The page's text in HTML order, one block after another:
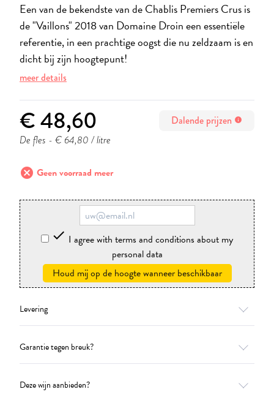
Een van de bekendste van de Chablis Premiers Crus is
de "Vaillons" 2018 van Domaine Droin een essentiële
referentie, in een prachtige oogst die nu zeldzaam is en
dicht bij zijn hoogtepunt!
meer details
€ 48,60 Dalende prijzen info
De fles - € 64,80 / litre
cancel Geen voorraad meer
 I agree with terms and conditions about my
personal data
Houd mij op de hoogte wanneer beschikbaar
Levering
Garantie tegen breuk?
Deze wijn aanbieden?